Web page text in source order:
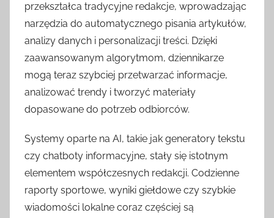
przekształca tradycyjne redakcje, wprowadzając
narzędzia do automatycznego pisania artykułów,
analizy danych i personalizacji treści. Dzięki
zaawansowanym algorytmom, dziennikarze
mogą teraz szybciej przetwarzać informacje,
analizować trendy i tworzyć materiały
dopasowane do potrzeb odbiorców.
Systemy oparte na AI, takie jak generatory tekstu
czy chatboty informacyjne, stały się istotnym
elementem współczesnych redakcji. Codzienne
raporty sportowe, wyniki giełdowe czy szybkie
wiadomości lokalne coraz częściej są